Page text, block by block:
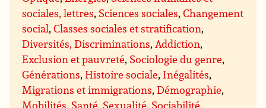
sociales, lettres, Sciences sociales,Changement
social,Classes sociales et stratification,
Diversités, Discriminations, Addiction,
Exclusion et pauvreté, Sociologie du genre,
Générations,Histoire sociale, Inégalités,
Migrations et immigrations,Démographie,
Mobilités, Santé, Sexualité, Sociabilité,